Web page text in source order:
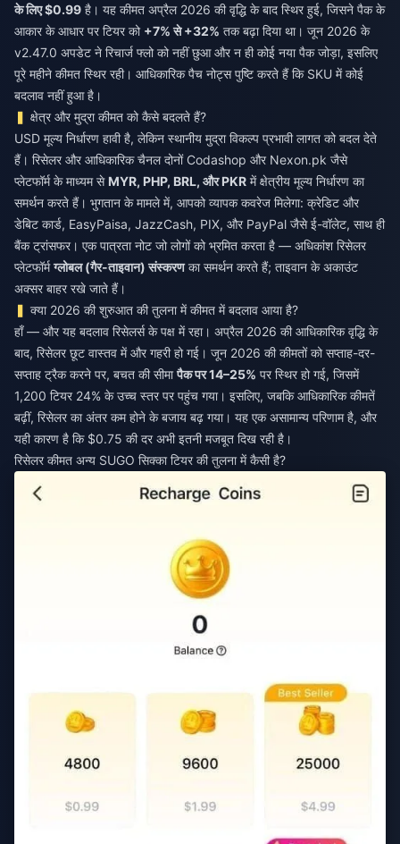
के लिए $0.99 है। यह कीमत अप्रैल 2026 की वृद्धि के बाद स्थिर हुई, जिसने पैक के
आकार के आधार पर टियर को +7% से +32% तक बढ़ा दिया था। जून 2026 के
v2.47.0 अपडेट ने रिचार्ज फ्लो को नहीं छुआ और न ही कोई नया पैक जोड़ा, इसलिए
पूरे महीने कीमत स्थिर रही। आधिकारिक पैच नोट्स पुष्टि करते हैं कि SKU में कोई
बदलाव नहीं हुआ है।
क्षेत्र और मुद्रा कीमत को कैसे बदलते हैं?
USD मूल्य निर्धारण हावी है, लेकिन स्थानीय मुद्रा विकल्प प्रभावी लागत को बदल देते
हैं। रिसेलर और आधिकारिक चैनल दोनों Codashop और Nexon.pk जैसे
प्लेटफॉर्म के माध्यम सेMYR, PHP, BRL, और PKR में क्षेत्रीय मूल्य निर्धारण का
समर्थन करते हैं। भुगतान के मामले में, आपको व्यापक कवरेज मिलेगा: क्रेडिट और
डेबिट कार्ड, EasyPaisa, JazzCash, PIX, और PayPal जैसे ई-वॉलेट, साथ ही
बैंक ट्रांसफर। एक पात्रता नोट जो लोगों को भ्रमित करता है — अधिकांश रिसेलर
प्लेटफॉर्मग्लोबल (गैर-ताइवान) संस्करणका समर्थन करते हैं; ताइवान के अकाउंट
अक्सर बाहर रखे जाते हैं।
क्या 2026 की शुरुआत की तुलना में कीमत में बदलाव आया है?
हाँ — और यह बदलाव रिसेलर्स के पक्ष में रहा। अप्रैल 2026 की आधिकारिक वृद्धि के
बाद, रिसेलर छूट वास्तव में और गहरी हो गई। जून 2026 की कीमतों को सप्ताह-दर-
सप्ताह ट्रैक करने पर, बचत की सीमापैक पर 14–25% पर स्थिर हो गई, जिसमें
1,200 टियर 24% के उच्च स्तर पर पहुंच गया। इसलिए, जबकि आधिकारिक कीमतें
बढ़ीं, रिसेलर का अंतर कम होने के बजाय बढ़ गया। यह एक असामान्य परिणाम है, और
यही कारण है कि $0.75 की दर अभी इतनी मजबूत दिख रही है।
रिसेलर कीमत अन्य SUGO सिक्का टियर की तुलना में कैसी है?